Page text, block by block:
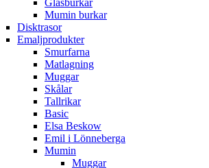
Glasburkar
Mumin burkar
Disktrasor
Emaljprodukter
Smurfarna
Matlagning
Muggar
Skålar
Tallrikar
Basic
Elsa Beskow
Emil i Lönneberga
Mumin
Muggar